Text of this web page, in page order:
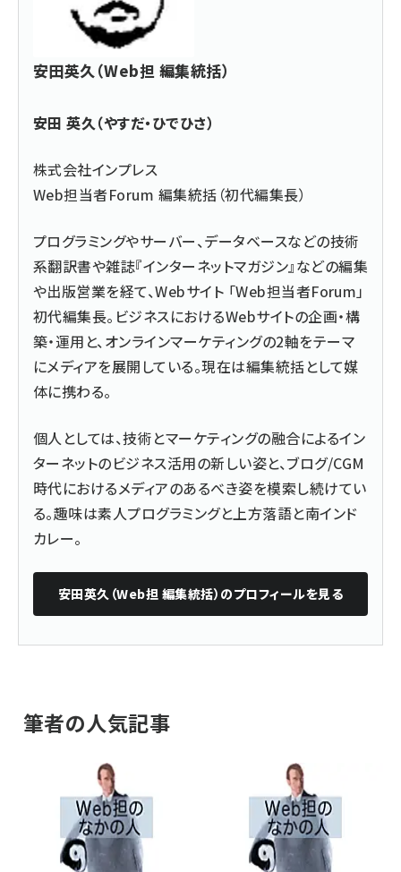
安田英久（Web担 編集統括）
安田 英久（やすだ・ひでひさ）
株式会社インプレス
Web担当者Forum 編集統括（初代編集長）
プログラミングやサーバー、データベースなどの技術
系翻訳書や雑誌『インターネットマガジン』などの編集
や出版営業を経て、Webサイト 「Web担当者Forum」
初代編集長。ビジネスにおけるWebサイトの企画・構
築・運用と、オンラインマーケティングの2軸をテーマ
にメディアを展開している。現在は編集統括として媒
体に携わる。
個人としては、技術とマーケティングの融合によるイン
ターネットのビジネス活用の新しい姿と、ブログ/CGM
時代におけるメディアのあるべき姿を模索し続けてい
る。趣味は素人プログラミングと上方落語と南インド
カレー。
安田英久（Web担 編集統括） のプロフィールを見る
筆者の人気記事